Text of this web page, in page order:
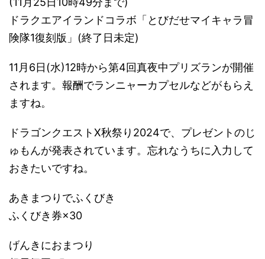
ドラクエアイランドコラボ「とびだせマイキャラ冒
険隊1復刻版」(終了日未定)
11月6日(水)12時から第4回真夜中プリズランが開催
されます。報酬でランニャーカプセルなどがもらえ
ますね。
ドラゴンクエストX秋祭り2024で、プレゼントのじ
ゅもんが発表されています。忘れなうちに入力して
おきたいですね。
あきまつりでふくびき
ふくびき券×30
げんきにおまつり